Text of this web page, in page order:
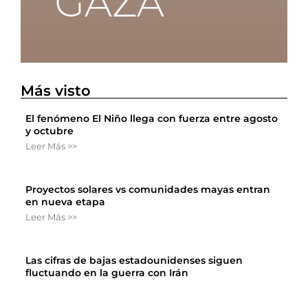
Más visto
El fenómeno El Niño llega con fuerza entre agosto
y octubre
Leer Más >>
Proyectos solares vs comunidades mayas entran
en nueva etapa
Leer Más >>
Las cifras de bajas estadounidenses siguen
fluctuando en la guerra con Irán